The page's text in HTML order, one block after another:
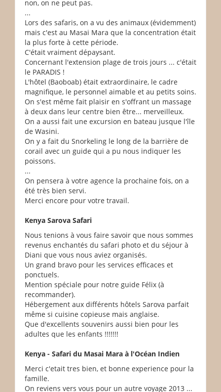
non, on ne peut pas.
...
Lors des safaris, on a vu des animaux (évidemment)
mais c'est au Masai Mara que la concentration était
la plus forte à cette période.
C'était vraiment dépaysant.
Concernant l'extension plage de trois jours ... c'était
le PARADIS !
L'hôtel (Baoboab) était extraordinaire, le cadre
magnifique, le personnel aimable et au petits soins.
On s'est même fait plaisir en s'offrant un massage
à deux dans leur centre bien être... merveilleux.
On a aussi fait une excursion en bateau jusque l'île
de Wasini.
On y a fait du Snorkeling le long de la barrière de
corail avec un guide qui a pu nous indiquer les
poissons.
...
On pensera à votre agence la prochaine fois, on a
été très bien servi.
Merci encore pour votre travail.
Kenya Sarova Safari
Nous tenions à vous faire savoir que nous sommes
revenus enchantés du safari photo et du séjour à
Diani que vous nous aviez organisés.
Un grand bravo pour les services efficaces et
ponctuels.
Mention spéciale pour notre guide Félix (à
recommander).
Hébergement aux différents hôtels Sarova parfait
même si cuisine copieuse mais anglaise.
Que d'excellents souvenirs aussi bien pour les
adultes que les enfants !!!!!!!
Kenya - Safari du Masai Mara à l'Océan Indien
Merci c'etait tres bien, et bonne experience pour la
famille.
On reviens vers vous pour un autre voyage 2013 ...